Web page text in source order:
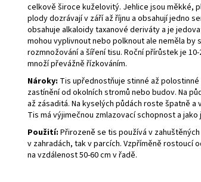
celkově široce kuželovitý. Jehlice jsou měkké,
plody dozrávají v září až říjnu a obsahují jedno
obsahuje alkaloidy taxanové deriváty a je
mohou vyplivnout nebo polknout ale neměla
rozmnožování a šíření tisu. Roční přírůstek je
množí převážně řízkováním.
Nároky: Tis upřednostňuje stinné až
zastínění od okolních stromů nebo budov. Na
až zásaditá. Na kyselých půdách roste špatně
Tis má výjimečnou zmlazovací schopnost a
Použití: Přirozeně se tis používá v
v zahradách, tak v parcích. Vzpříměně rostoucí
na vzdálenost 50-60 cm v řadě.